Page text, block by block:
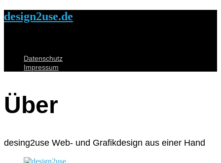
design2use.de
Datenschutz
Impressum
Über
desing2use Web- und Grafikdesign aus einer Hand